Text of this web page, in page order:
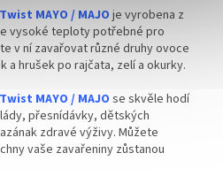
MAYO / MAJO je vyrobena z
vysoké teploty potřebné pro
v ní zavařovat různé druhy ovoce
a hrušek po rajčata, zelí a okurky.
MAYO / MAJO se skvěle hodí
přesnídávky, dětských
zdravé výživy. Můžete
vaše zavařeniny zůstanou